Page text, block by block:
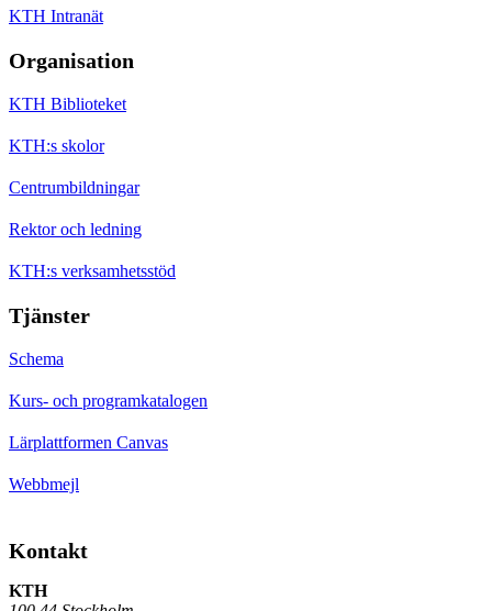
KTH Intranät
Organisation
KTH Biblioteket
KTH:s skolor
Centrumbildningar
Rektor och ledning
KTH:s verksamhetsstöd
Tjänster
Schema
Kurs- och programkatalogen
Lärplattformen Canvas
Webbmejl
Kontakt
KTH